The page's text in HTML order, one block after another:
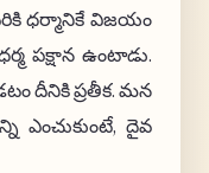
ధర్మానికే విజయం
ధర్మ పక్షాన ఉంటాడు.
దీనికి ప్రతీక. మన
ఎంచుకుంటే, దైవ